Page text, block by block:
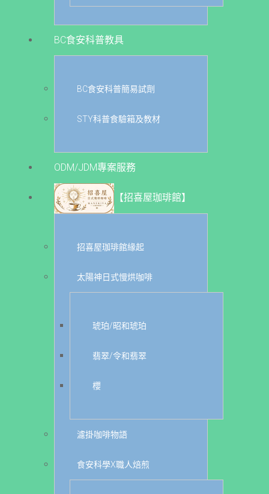
BC食安科普教具
BC食安科普簡易試劑
STY科普食驗箱及教材
ODM/JDM專案服務
【招喜屋珈琲館】
招喜屋珈琲館緣起
太陽神日式慢烘咖啡
琥珀/昭和琥珀
翡翠/令和翡翠
櫻
濾掛咖啡物語
食安科學X職人焙煎